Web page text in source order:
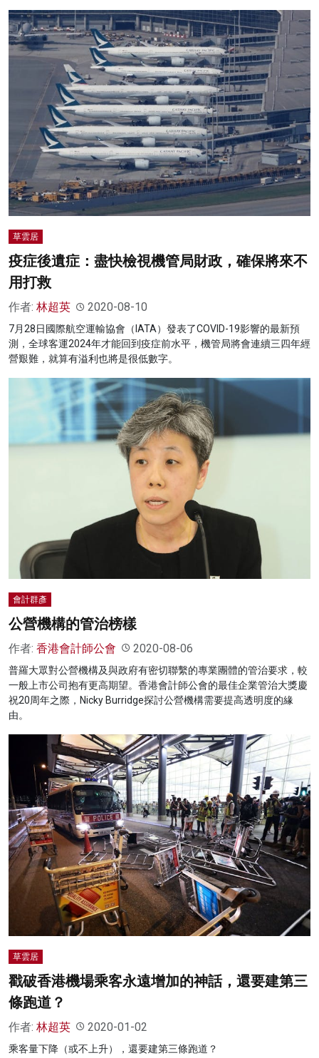
草雲居
疫症後遺症：盡快檢視機管局財政，確保將來不
用打救
作者: 林超英 2020-08-10
7月28日國際航空運輸協會（IATA）發表了COVID-19影響的最新預
測，全球客運2024年才能回到疫症前水平，機管局將會連續三四年經
營艱難，就算有溢利也將是很低數字。
會計群彥
公營機構的管治榜樣
作者: 香港會計師公會 2020-08-06
普羅大眾對公營機構及與政府有密切聯繫的專業團體的管治要求，較
一般上市公司抱有更高期望。香港會計師公會的最佳企業管治大獎慶
祝20周年之際，Nicky Burridge探討公營機構需要提高透明度的緣
由。
草雲居
戳破香港機場乘客永遠增加的神話，還要建第三
條跑道？
作者: 林超英 2020-01-02
乘客量下降（或不上升），還要建第三條跑道？